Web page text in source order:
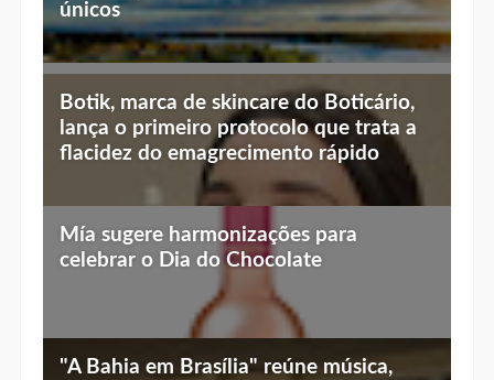
únicos
Top 10 jantares românticos em Brasília:
luz baixa, vista linda e menu especial
Botik, marca de skincare do Boticário,
lança o primeiro protocolo que trata a
flacidez do emagrecimento rápido
Mía sugere harmonizações para
celebrar o Dia do Chocolate
"A Bahia em Brasília" reúne música,